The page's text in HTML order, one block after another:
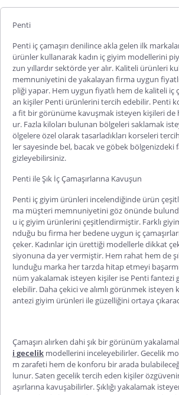
Penti
Penti iç çamaşırıdenilince akla gelen ilk
ürünler kullanarak kadın iç giyim modellerini
zun yıllardır sektörde yer alır. Kaliteli ürünleri
memnuniyetini de yakalayan firma uygun
pliği yapar. Hem uygun fiyatlı hem de kaliteli iç
an kişiler Penti ürünlerini tercih edebilir. Penti
a fit bir görünüme kavuşmak isteyen kişileri de
ur. Fazla kiloları bulunan bölgeleri saklamak
ölgelere özel olarak tasarladıkları korseleri
ler sayesinde bel, bacak ve göbek bölgenizdeki
gizleyebilirsiniz.
Penti ile Şık İç Çamaşırlarına Kavuşun
Penti iç giyim ürünleri incelendiğinde ürün
ma müşteri memnuniyetini göz önünde
u iç giyim ürünlerini çeşitlendirmiştir. Farklı
nduğu bu firma her bedene uygun iç
çeker. Kadınlar için ürettiği modellerle dikkat
siyonuna da yer vermiştir. Hem rahat hem de
lunduğu marka her tarzda hitap etmeyi
nüm yakalamak isteyen kişiler ise Pentifantezi
elebilir. Daha çekici ve alımlı görünmek
antezi giyim ürünleri ile güzelliğini ortaya
Çamaşırı alırken dahi şık bir görünüm
i gecelik modellerini inceleyebilirler. Gecelik
m zarafeti hem de konforu bir arada
lunur. Saten gecelik tercih eden kişiler
aşırlarına kavuşabilirler. Şıklığı yakalamak